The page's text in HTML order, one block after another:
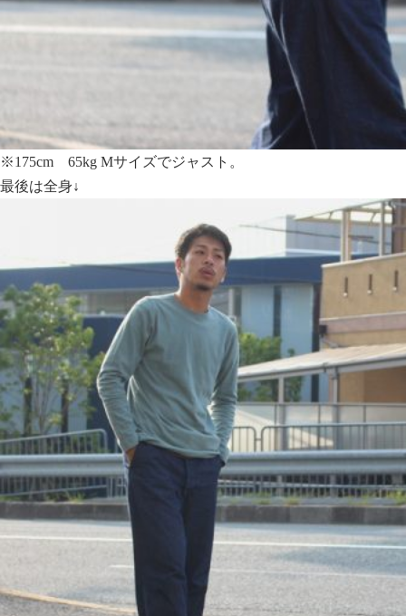
※175cm 65kg Mサイズでジャスト。
最後は全身↓